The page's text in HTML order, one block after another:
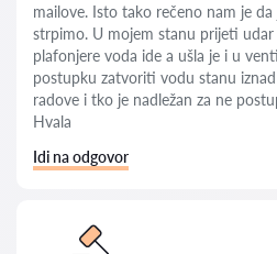
mailove. Isto tako rečeno nam je
strpimo. U mojem stanu prijeti
plafonjere voda ide a ušla je i u
postupku zatvoriti vodu stanu
radove i tko je nadležan za ne
Hvala
Idi na odgovor